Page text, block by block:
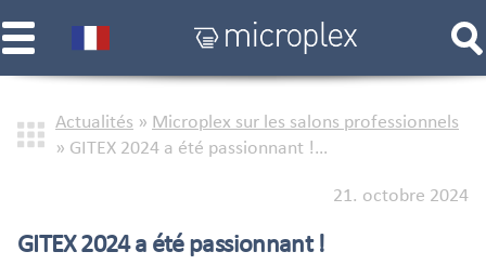
Actualités » Microplex sur les salons professionnels
» GITEX 2024 a été passionnant !…
21. octobre 2024
GITEX 2024 a été passionnant !